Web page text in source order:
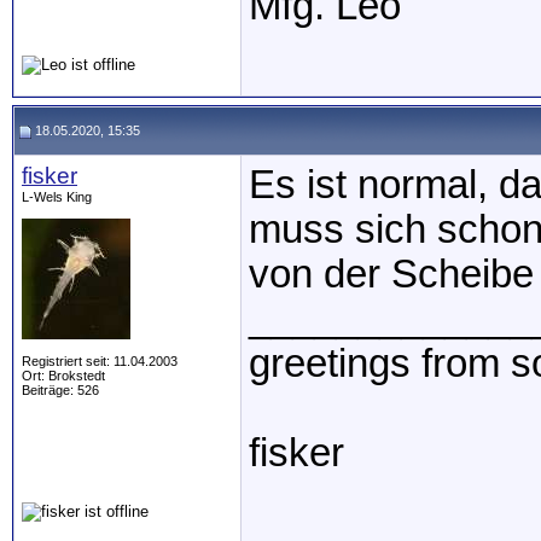
18.05.2020, 15:35
fisker
L-Wels King
Registriert seit: 11.04.2003
Ort: Brokstedt
Beiträge: 526
Es ist normal,
muss sich
von der
greetings from
fisker